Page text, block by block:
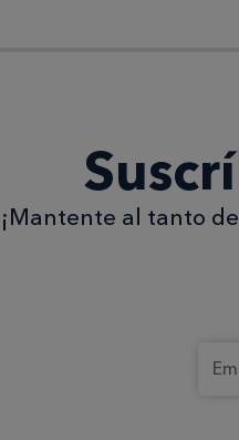
¡Mantente al tanto